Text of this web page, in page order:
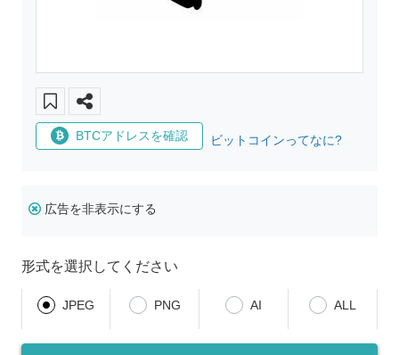
BTCアドレスを確認 ビットコインってなに?
広告を非表示にする
形式を選択してください
JPEG PNG AI ALL